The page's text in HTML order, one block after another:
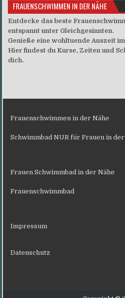
FRAUENSCHWIMMEN IN DER NÄHE
Entdecke das beste
entspannt unter Gleichgesinnten.
Genieße eine wohltuende Auszeit
Hier findest du Kurse, Zeiten und
dich.
Frauenschwimmen in der Nähe
Schwimmbad NUR für Frauen in der
Frauen Schwimmbad in der Nähe
Frauenschwimmbad
Impressum
Datenschutz